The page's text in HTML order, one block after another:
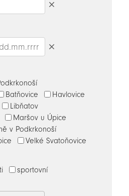
Batňovice
Havlovice
Libňatov
Maršov u Úpice
v Podkrkonoší
Velké Svatoňovice
sportovní